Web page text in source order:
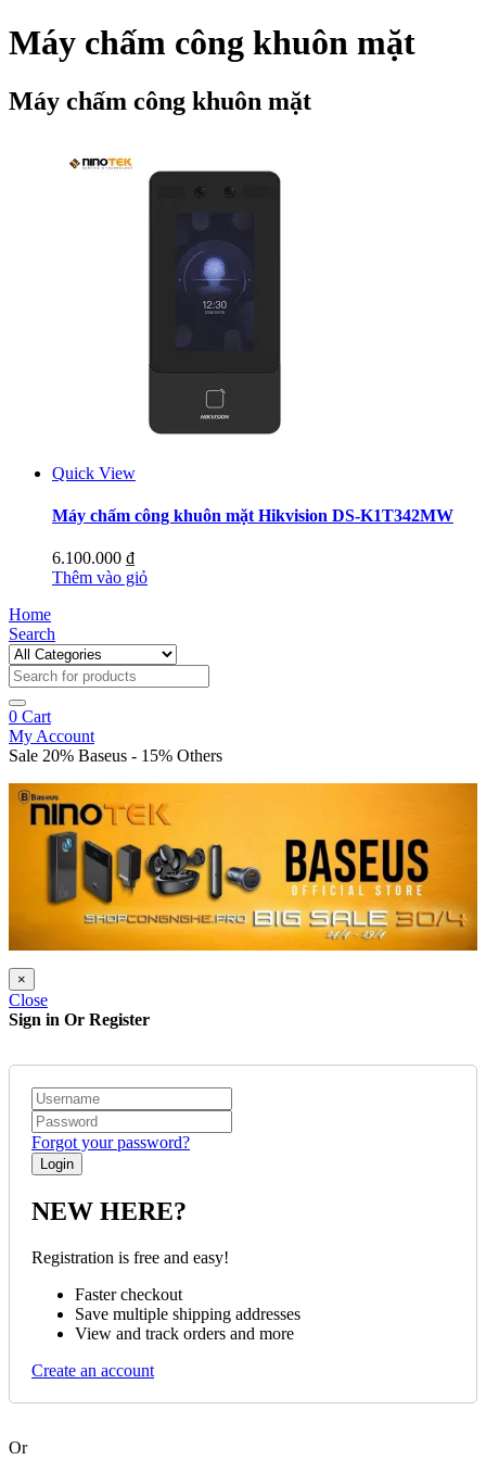
Máy chấm công khuôn mặt
Máy chấm công khuôn mặt
Quick View
Máy chấm công khuôn mặt Hikvision DS-K1T342MW
6.100.000 ₫
Thêm vào giỏ
Home
Search
0 Cart
My Account
Sale 20% Baseus - 15% Others
×
Close
Sign in Or Register
Forgot your password?
NEW HERE?
Registration is free and easy!
Faster checkout
Save multiple shipping addresses
View and track orders and more
Create an account
Or